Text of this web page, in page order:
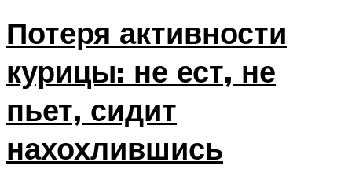
Потеря активности
курицы: не ест, не
пьет, сидит
нахохлившись